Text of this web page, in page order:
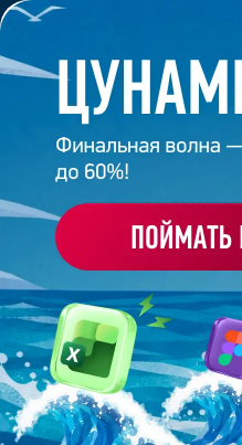
Главная
BIC
Работа
эксперта